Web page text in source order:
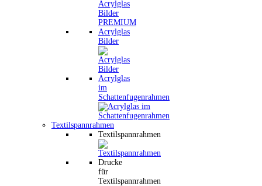
Acrylglas
Bilder
Acrylglas
im
Schattenfugenrahmen
Textilspannrahmen
Textilspannrahmen
Drucke
für
Textilspannrahmen